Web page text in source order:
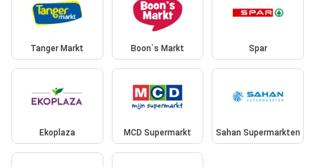
Tanger Markt Boon`s Markt Spar
Ekoplaza MCD Supermarkt Sahan Supermarkten